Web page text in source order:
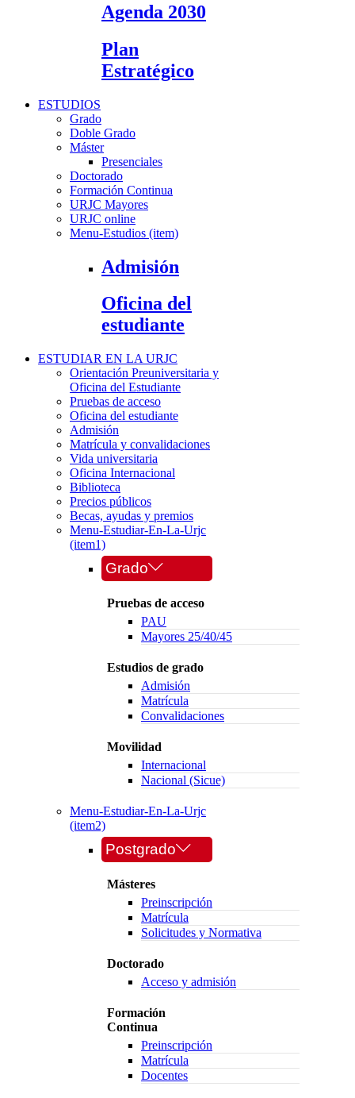
Agenda 2030
Plan
Estratégico
ESTUDIOS
Grado
Doble Grado
Máster
Presenciales
Doctorado
Formación Continua
URJC Mayores
URJC online
Menu-Estudios (item)
Admisión
Oficina del
estudiante
ESTUDIAR EN LA URJC
Orientación Preuniversitaria y
Oficina del Estudiante
Pruebas de acceso
Oficina del estudiante
Admisión
Matrícula y convalidaciones
Vida universitaria
Oficina Internacional
Biblioteca
Precios públicos
Becas, ayudas y premios
Menu-Estudiar-En-La-Urjc
(item1)
Grado
Pruebas de acceso
PAU
Mayores 25/40/45
Estudios de grado
Admisión
Matrícula
Convalidaciones
Movilidad
Internacional
Nacional (Sicue)
Menu-Estudiar-En-La-Urjc
(item2)
Postgrado
Másteres
Preinscripción
Matrícula
Solicitudes y Normativa
Doctorado
Acceso y admisión
Formación
Continua
Preinscripción
Matrícula
Docentes